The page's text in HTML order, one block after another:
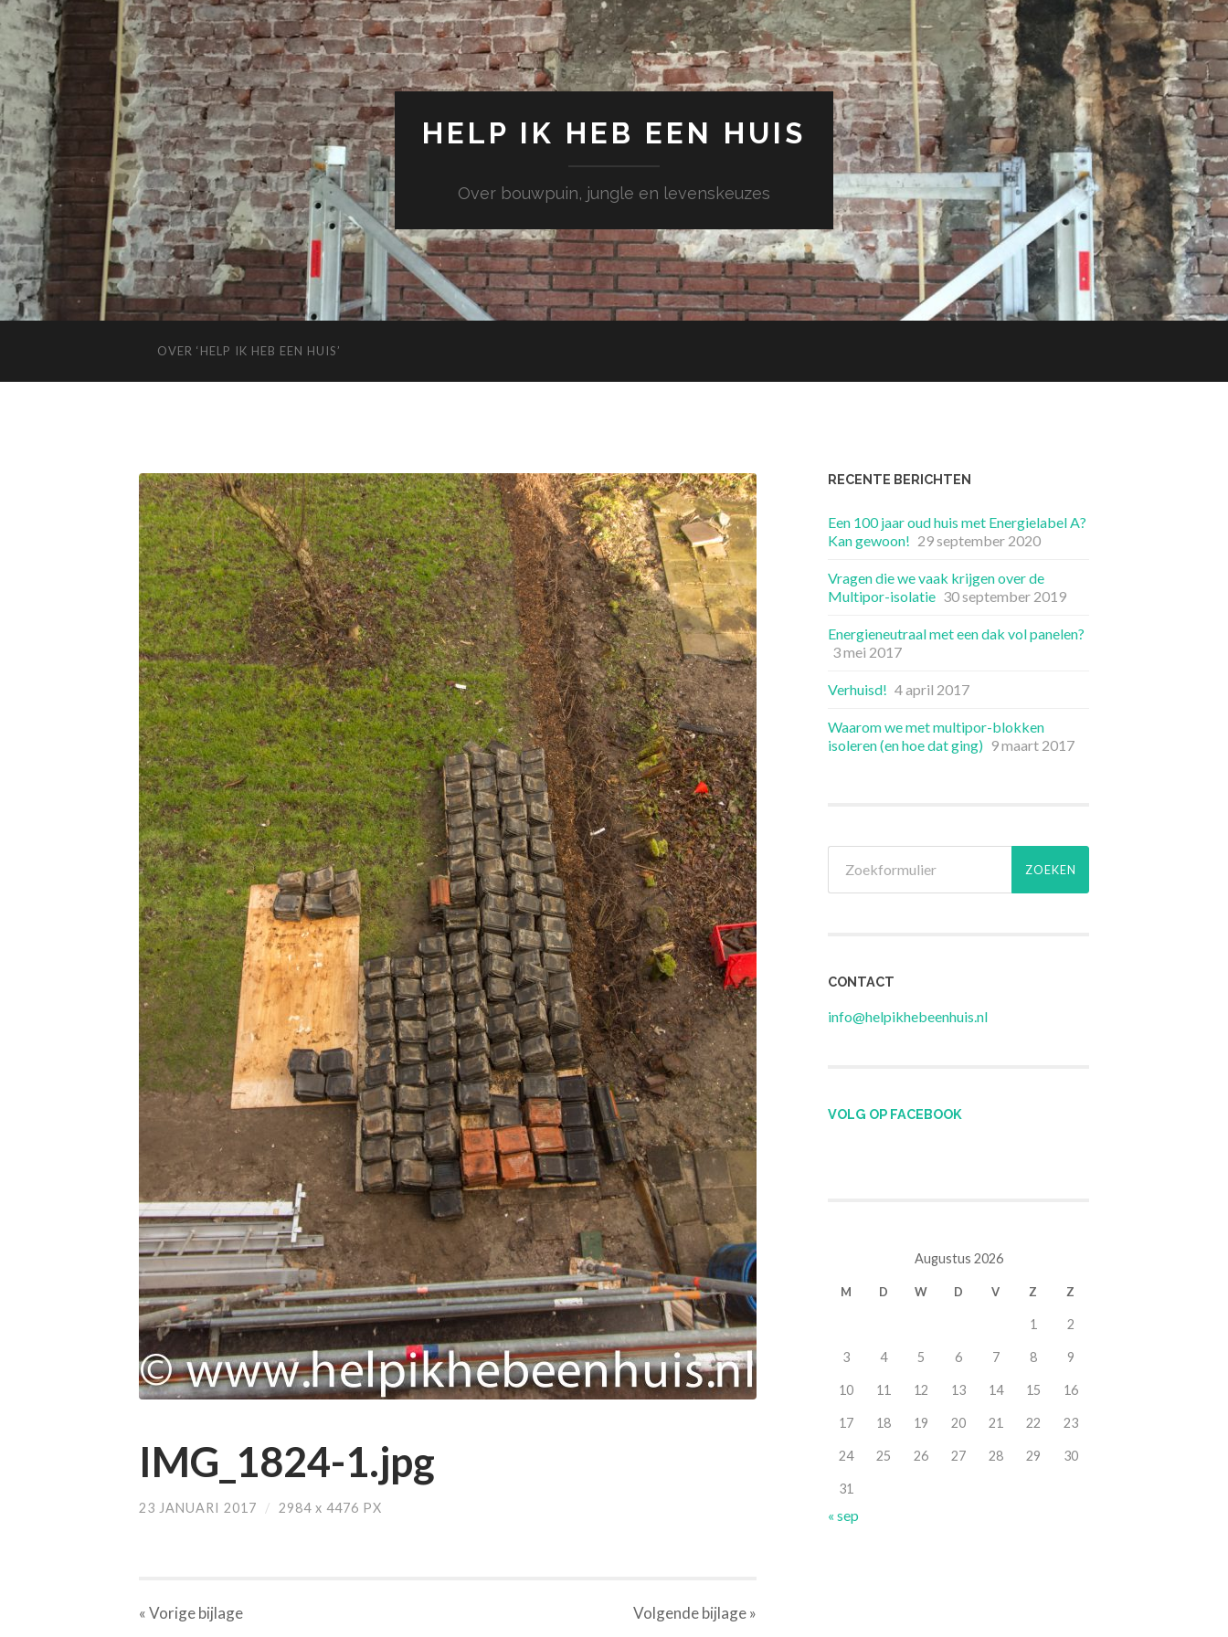
HELP IK HEB EEN HUIS
Over bouwpuin, jungle en levenskeuzes
OVER ‘HELP IK HEB EEN HUIS’
IMG_1824-1.jpg
23 JANUARI 2017 / 2984 x 4476 PX
« Vorigebijlage Volgendebijlage»
RECENTE BERICHTEN
Een 100 jaar oud huis met Energielabel A?
Kan gewoon! 29 september 2020
Vragen die we vaak krijgen over de
Multipor-isolatie 30 september 2019
Energieneutraal met een dak vol panelen?
3 mei 2017
Verhuisd! 4 april 2017
Waarom we met multipor-blokken
isoleren (en hoe dat ging) 9 maart 2017
CONTACT
info@helpikhebeenhuis.nl
VOLG OP FACEBOOK
Augustus 2026
M D W D V Z Z
1 2
3 4 5 6 7 8 9
10 11 12 13 14 15 16
17 18 19 20 21 22 23
24 25 26 27 28 29 30
31
« sep